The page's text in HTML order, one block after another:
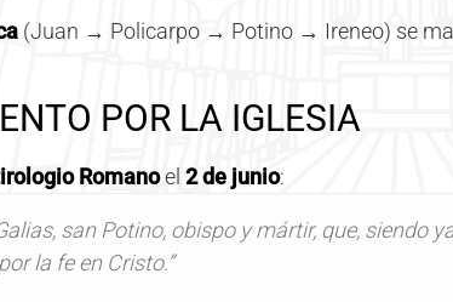
(Juan → Policarpo → Potino → Ireneo) se
POR LA IGLESIA
Romanoel 2 de junio:
san Potino, obispo y mártir, que, siendo
la fe en Cristo.”